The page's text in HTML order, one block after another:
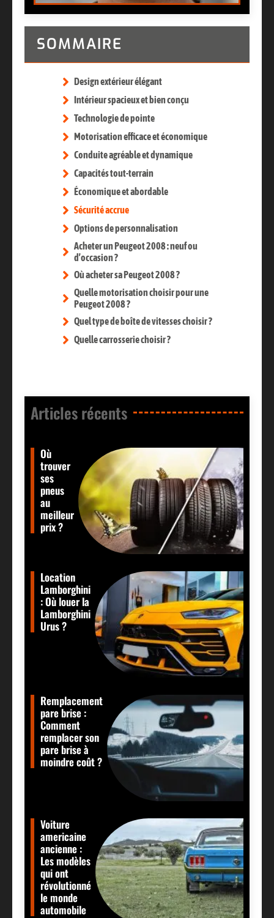
SOMMAIRE
Design extérieur élégant
Intérieur spacieux et bien conçu
Technologie de pointe
Motorisation efficace et économique
Conduite agréable et dynamique
Capacités tout-terrain
Économique et abordable
Sécurité accrue
Options de personnalisation
Acheter un Peugeot 2008 : neuf ou
d’occasion ?
Où acheter sa Peugeot 2008 ?
Quelle motorisation choisir pour une
Peugeot 2008 ?
Quel type de boîte de vitesses choisir ?
Quelle carrosserie choisir ?
Articles récents​
Où
trouver
ses
pneus
au
meilleur
prix ?
Location
Lamborghini
: Où louer la
Lamborghini
Urus ?
Remplacement
pare brise :
Comment
remplacer son
pare brise à
moindre coût ?
Voiture
americaine
ancienne :
Les modèles
qui ont
révolutionné
le monde
automobile